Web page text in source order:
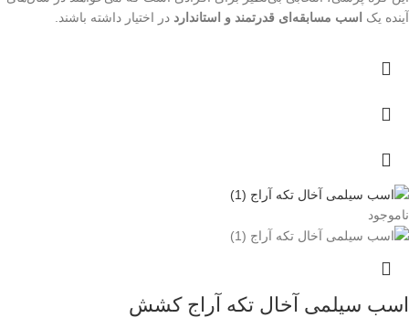
آینده یک
اسب مسابقه‌ای قدرتمند و استاندارد در اختیار داشته باشند.
ناموجود
اسب سیلمی آخال تکه آراج کشش